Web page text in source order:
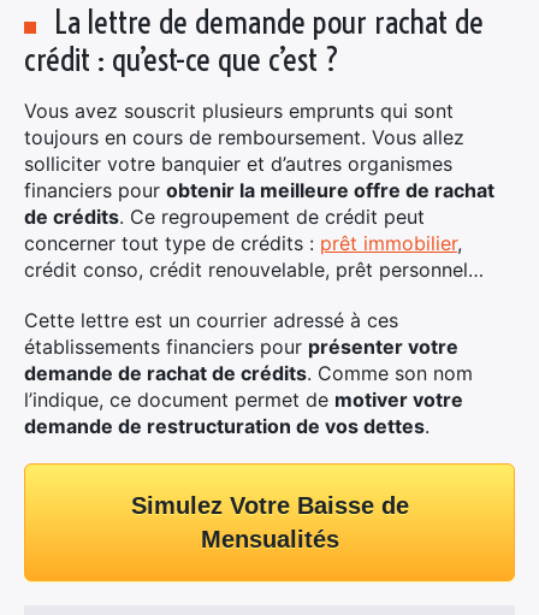
La lettre de demande pour rachat de
crédit : qu’est-ce que c’est ?
Vous avez souscrit plusieurs emprunts qui sont
toujours en cours de remboursement. Vous allez
solliciter votre banquier et d’autres organismes
financiers pour obtenir la meilleure offre de rachat
de crédits. Ce regroupement de crédit peut
concerner tout type de crédits : prêt immobilier,
crédit conso, crédit renouvelable, prêt personnel…
Cette lettre est un courrier adressé à ces
établissements financiers pour présenter votre
demande de rachat de crédits. Comme son nom
l’indique, ce document permet de motiver votre
demande de restructuration de vos dettes.
Simulez Votre Baisse de
Mensualités